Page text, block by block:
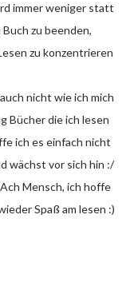
zu beenden,
zu konzentrieren
Bücher die ich lesen
ich es einfach nicht
wächst vor sich hin :/
Spaß am lesen :)